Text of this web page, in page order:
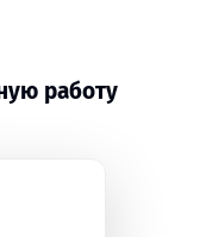
работу